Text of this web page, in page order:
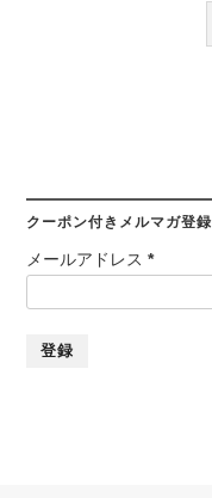
クーポン付きメルマガ登録
メールアドレス*